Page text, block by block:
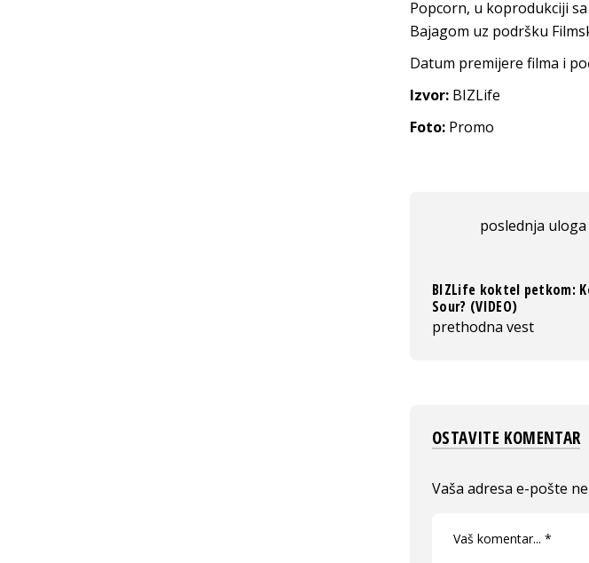
Popcorn, u koprodukciji
Bajagom uz podršku
Datum premijere filma i
Izvor: BIZLife
Foto: Promo
poslednja uloga
BIZLife koktel petkom:
Sour? (VIDEO)
prethodna vest
OSTAVITE KOMENTAR
Vaša adresa e-pošte